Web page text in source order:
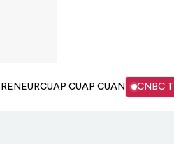
CUAP CUAP CUAN CNBC